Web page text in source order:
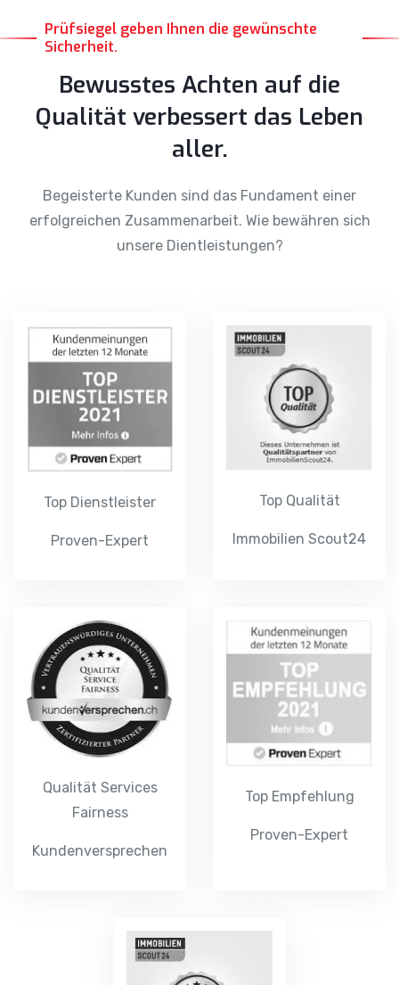
Prüfsiegel geben Ihnen die gewünschte
Sicherheit.
Bewusstes Achten auf die
Qualität verbessert das Leben
aller.
Begeisterte Kunden sind das Fundament einer
erfolgreichen Zusammenarbeit. Wie bewähren sich
unsere Dientleistungen?
Top Dienstleister
Proven-Expert
Top Qualität
Immobilien Scout24
Qualität Services
Fairness
Kundenversprechen
Top Empfehlung
Proven-Expert